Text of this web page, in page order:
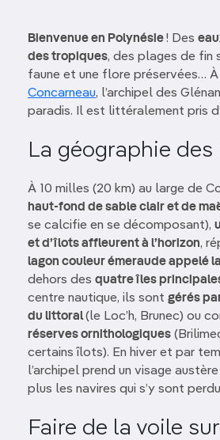
Bienvenue en Polynésie! Des
des tropiques, des plages de fin
faune et une flore préservées…
Concarneau, l’archipel des
paradis. Il est littéralement pris
La géographie des
À 10 milles (20 km) au large de
haut-fond de sable clair et de
se calcifie en se décomposant),
et d’îlots affleurent à l’horizon,
lagon couleur émeraude appelé
dehors des quatre îles
centre nautique, ils sont gérés
du littoral(le Loc’h, Brunec) ou
réserves ornithologiques
certains îlots). En hiver et par
l’archipel prend un visage
plus les navires qui s’y sont
Faire de la voile